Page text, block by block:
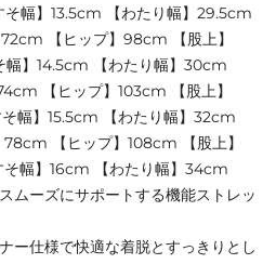
幅】13.5cm 【わたり幅】29.5cm
【ヒップ】98cm 【股上】
】14.5cm 【わたり幅】30cm
【ヒップ】103cm 【股上】
幅】15.5cm 【わたり幅】32cm
【ヒップ】108cm 【股上】
幅】16cm 【わたり幅】34cm
ムーズにサポートする機能ストレッ
ー仕様で快適な着脱とすっきりとし